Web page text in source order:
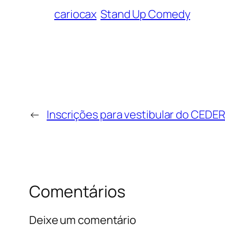
cariocax Stand Up Comedy
← Inscrições para vestibular do
Comentários
Deixe um comentário